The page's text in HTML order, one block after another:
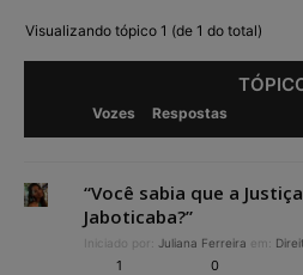
Visualizando tópico 1 (de 1 do total)
Vozes Respostas
“Você sabia que a
Jaboticaba?”
Iniciado por: Juliana Ferreira em:
1 0